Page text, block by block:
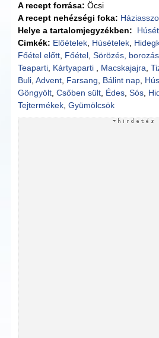
A recept forrása: Öcsi
A recept nehézségi foka:
Helye a tartalomjegyzékben:
Cimkék: Előételek Húsételek
Főétel előtt Főétel ,Sörözés, borozás
Teaparti Kártyaparti Macskajajra ,
Buli ,Advent Farsang Bálint nap
Göngyölt ,Csőben sült Édes ,Sós
Tejtermékek ,Gyümölcsök